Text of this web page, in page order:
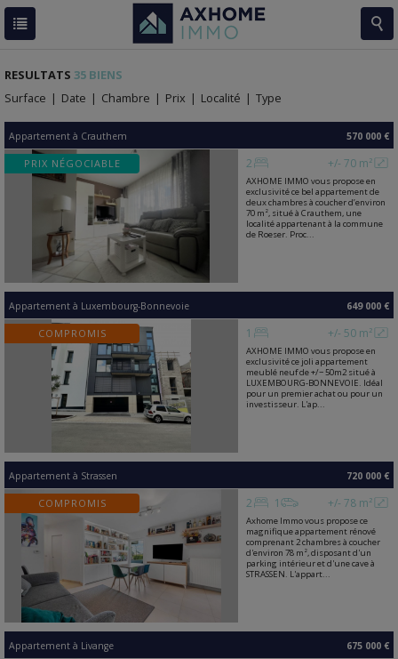
RESULTATS 35 BIENS
Surface | Date | Chambre | Prix | Localité | Type
Appartement à Crauthem 570 000 €
PRIX NÉGOCIABLE +/- 70 m²
2
AXHOME IMMO vous propose en
exclusivité ce bel appartement de
deux chambres à coucher d’environ
70 m², situé à Crauthem, une
localité appartenant à la commune
de Roeser. Proc...
Appartement à Luxembourg-Bonnevoie 649 000 €
COMPROMIS +/- 50 m²
1
AXHOME IMMO vous propose en
exclusivité ce joli appartement
meublé neuf de +/− 50m2 situé à
LUXEMBOURG-BONNEVOIE. Idéal
pour un premier achat ou pour un
investisseur. L'ap...
Appartement à Strassen 720 000 €
COMPROMIS +/- 78 m²
2 1
Axhome Immo vous propose ce
magnifique appartement rénové
comprenant 2 chambres à coucher
d'environ 78 m², disposant d'un
parking intérieur et d'une cave à
STRASSEN. L'appart...
Appartement à Livange 675 000 €